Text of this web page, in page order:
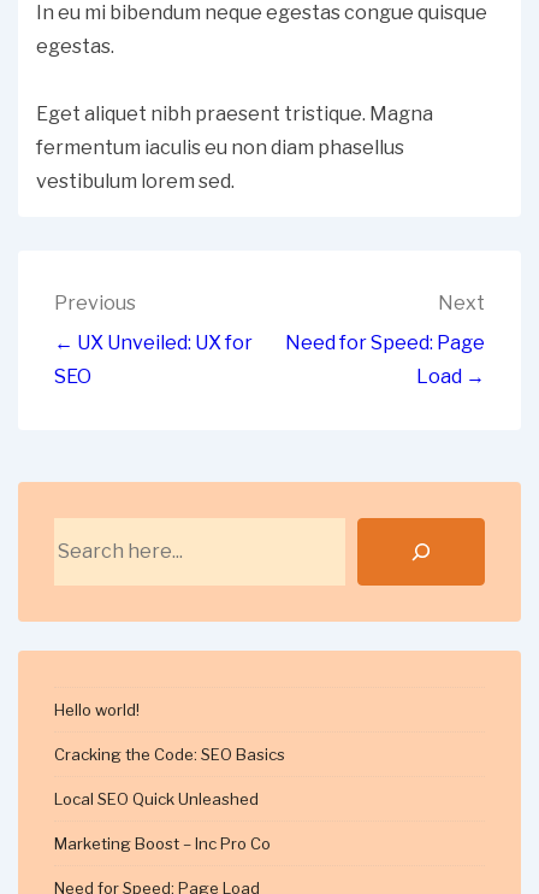
In eu mi bibendum neque egestas congue quisque
egestas.
Eget aliquet nibh praesent tristique. Magna
fermentum iaculis eu non diam phasellus
vestibulum lorem sed.
Post
navigation
Previous
← UX Unveiled: UX for
SEO
Next
Need for Speed: Page
Load →
Hello world!
Cracking the Code: SEO Basics
Local SEO Quick Unleashed
Marketing Boost – Inc Pro Co
Need for Speed: Page Load